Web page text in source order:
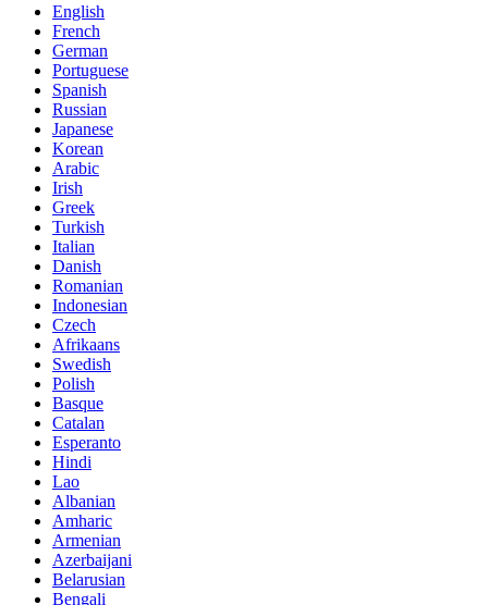
English
French
German
Portuguese
Spanish
Russian
Japanese
Korean
Arabic
Irish
Greek
Turkish
Italian
Danish
Romanian
Indonesian
Czech
Afrikaans
Swedish
Polish
Basque
Catalan
Esperanto
Hindi
Lao
Albanian
Amharic
Armenian
Azerbaijani
Belarusian
Bengali